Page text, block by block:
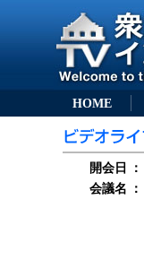
HOME
開会日 ：
会議名
：